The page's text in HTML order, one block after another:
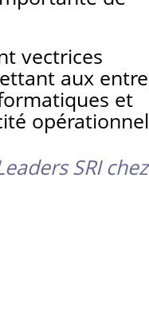
vectrices
aux
et
SRI